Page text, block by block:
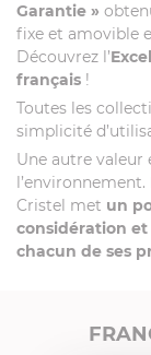
Garantie »
fixe et amovible
Découvrez l’
français !
Toutes les
simplicité
Une autre valeur
l’environnement.
Cristel met un
considération
chacun de ses